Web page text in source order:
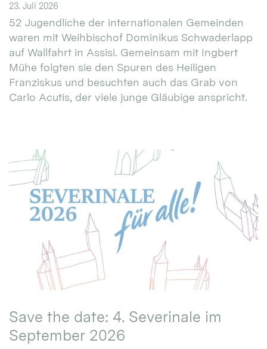
23. Juli 2026
52 Jugendliche der internationalen Gemeinden
waren mit Weihbischof Dominikus Schwaderlapp
auf Wallfahrt in Assisi. Gemeinsam mit Ingbert
Mühe folgten sie den Spuren des Heiligen
Franziskus und besuchten auch das Grab von
Carlo Acutis, der viele junge Gläubige anspricht.
Save the date: 4. Severinale im
September 2026